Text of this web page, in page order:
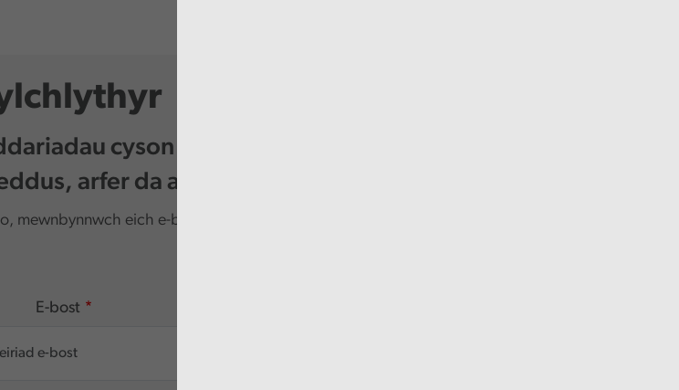
cyson i chi am ein gwaith archwilio
arfer da a digwyddiadau.
mewnbynnwch eich e-bost.
E-bost